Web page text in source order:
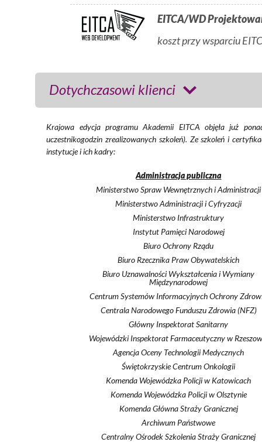
EITCA/WD
koszt przy wsparciu
Dotychczasowi klienci
Krajowa edycja programu Akademii EITCA objęła już
uczestnikogodzin zrealizowanych szkoleń). Ze szkoleń i
instytucje i ich kadry:
Administracja publiczna
Ministerstwo Spraw Wewnętrznych i Administracji
Ministerstwo Administracji i Cyfryzacji
Ministerstwo Infrastruktury
Instytut Pamięci Narodowej
Biuro Ochrony Rządu
Biuro Rzecznika Praw Obywatelskich
Biuro Uznawalności Wykształcenia i Wymiany
Międzynarodowej
Centrum Systemów Informacyjnych Ochrony
Centrala Narodowego Funduszu Zdrowia (NFZ)
Główny Inspektorat Sanitarny
Wojewódzki Inspektorat Farmaceutyczny w
Agencja Oceny Technologii Medycznych
Świętokrzyskie Centrum Onkologii
Komenda Wojewódzka Policji w Katowicach
Komenda Wojewódzka Policji w Olsztynie
Komenda Główna Straży Granicznej
Archiwum Państwowe
Centralny Ośrodek Szkolenia Straży Granicznej